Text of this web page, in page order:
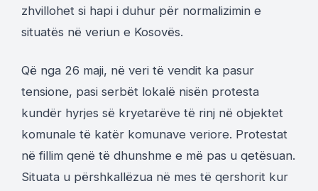
zhvillohet si hapi i duhur për normalizimin e
situatës në veriun e Kosovës.
Që nga 26 maji, në veri të vendit ka pasur
tensione, pasi serbët lokalë nisën protesta
kundër hyrjes së kryetarëve të rinj në objektet
komunale të katër komunave veriore. Protestat
në fillim qenë të dhunshme e më pas u qetësuan.
Situata u përshkallëzua në mes të qershorit kur